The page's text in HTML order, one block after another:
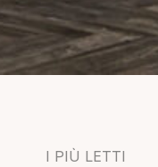
I PIÙ LETTI